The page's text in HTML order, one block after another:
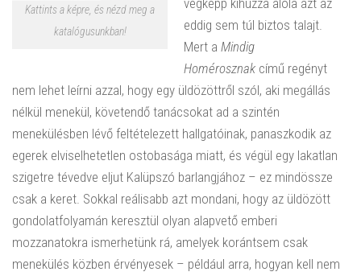
Kattints a képre, és nézd meg a
katalógusunkban!
eddig sem túl biztos talajt.
Mert a Mindig
Homérosznak című regényt
nem lehet leírni azzal, hogy egy üldözöttről szól, aki megállás
nélkül menekül, követendő tanácsokat ad a szintén
menekülésben lévő feltételezett hallgatóinak, panaszkodik az
egerek elviselhetetlen ostobasága miatt, és végül egy lakatlan
szigetre tévedve eljut Kalüpszó barlangjához – ez mindössze
csak a keret. Sokkal reálisabb azt mondani, hogy az üldözött
gondolatfolyamán keresztül olyan alapvető emberi
mozzanatokra ismerhetünk rá, amelyek korántsem csak
menekülés közben érvényesek – például arra, hogyan kell nem